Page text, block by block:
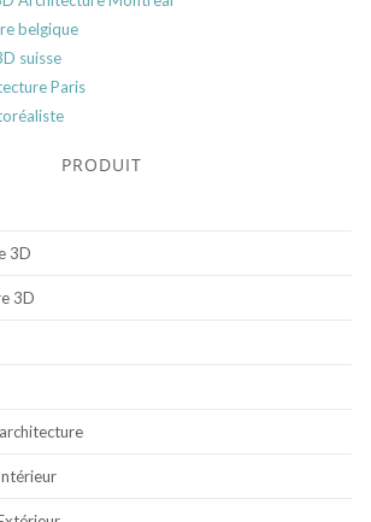
belgique
suisse
Paris
PRODUIT
3D
3D